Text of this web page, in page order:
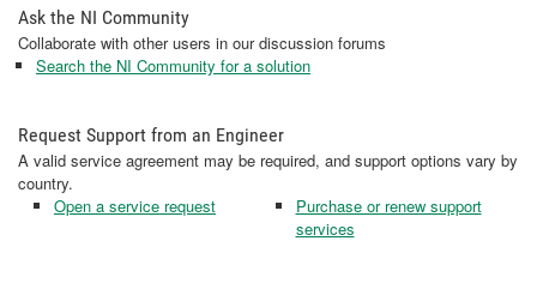
Ask the NI Community
Collaborate with other users in our discussion forums
Search the NI Community for a solution
Request Support from an Engineer
A valid service agreement may be required, and support options vary by
country.
Open a service request
Purchase or renew support
services